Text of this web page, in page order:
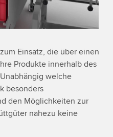
Einsatz, die über einen
Produkte innerhalb des
welche
besonders
den Möglichkeiten zur
nahezu keine